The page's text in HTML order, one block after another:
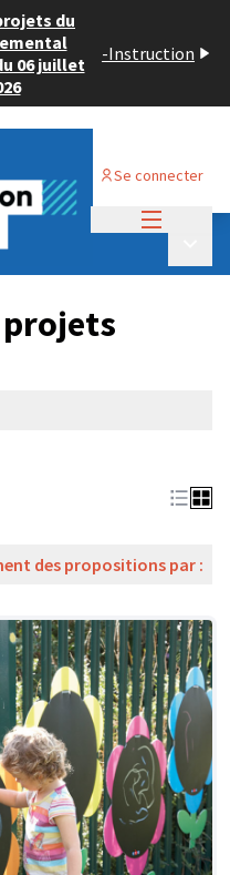
du
06 juillet
-Instruction
Se connecter
des propositions par :